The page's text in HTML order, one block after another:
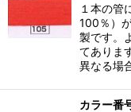
１本の管
100％）
製です。
てありま
異なる場
カラー番